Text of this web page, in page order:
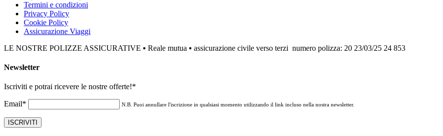
Termini e condizioni
Privacy Policy
Cookie Policy
Assicurazione Viaggi
LE NOSTRE POLIZZE ASSICURATIVE ▪ Reale mutua ▪ assicurazione civile verso terzi numero polizza: 20 23/03/25 24 853
Newsletter
Iscriviti e potrai ricevere le nostre offerte!*
Email* N.B. Puoi annullare l'iscrizione in qualsiasi momento utilizzando il link incluso nella nostra newsletter.